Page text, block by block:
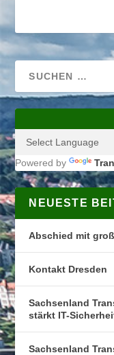
Powered by
NEUESTE
Abschied mit
Kontakt Dresden
Sachsenland
stärkt IT-
Sachsenland